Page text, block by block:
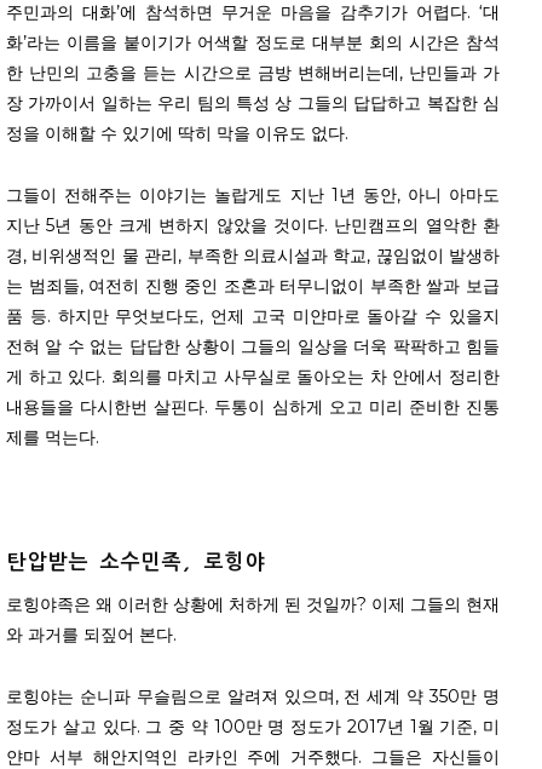
주민과의 대화’에 참석하면 무거운 마음을 감추기가 어렵다. ‘대
화’라는 이름을 붙이기가 어색할 정도로 대부분 회의 시간은 참석
한 난민의 고충을 듣는 시간으로 금방 변해버리는데, 난민들과 가
장 가까이서 일하는 우리 팀의 특성 상 그들의 답답하고 복잡한 심
정을 이해할 수 있기에 딱히 막을 이유도 없다.
그들이 전해주는 이야기는 놀랍게도 지난 1년 동안, 아니 아마도
지난 5년 동안 크게 변하지 않았을 것이다. 난민캠프의 열악한 환
경, 비위생적인 물 관리, 부족한 의료시설과 학교, 끊임없이 발생하
는 범죄들, 여전히 진행 중인 조혼과 터무니없이 부족한 쌀과 보급
품 등. 하지만 무엇보다도, 언제 고국 미얀마로 돌아갈 수 있을지
전혀 알 수 없는 답답한 상황이 그들의 일상을 더욱 팍팍하고 힘들
게 하고 있다. 회의를 마치고 사무실로 돌아오는 차 안에서 정리한
내용들을 다시한번 살핀다. 두통이 심하게 오고 미리 준비한 진통
제를 먹는다.
탄압받는 소수민족 로힝야
로힝야족은 왜 이러한 상황에 처하게 된 것일까? 이제 그들의 현재
와 과거를 되짚어 본다.
로힝야는 순니파 무슬림으로 알려져 있으며, 전 세계 약 350만 명
정도가 살고 있다. 그 중 약 100만 명 정도가 2017년 1월 기준, 미
얀마 서부 해안지역인 라카인 주에 거주했다. 그들은 자신들이